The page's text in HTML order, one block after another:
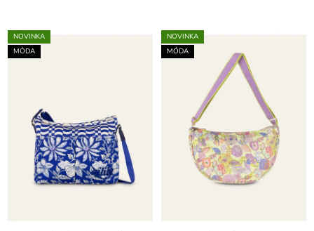
NOVINKA
MÓDA
NOVINKA
MÓDA